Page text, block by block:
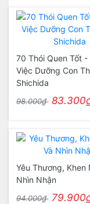
70 Thói Quen Tốt -
Việc Dưỡng Con
Shichida
98.000₫
Yêu Thương, Khen
Nhìn Nhận
94.000₫